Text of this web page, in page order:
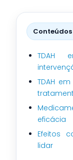
TDAH
TDAH
eficácia
Efeitos
lidar